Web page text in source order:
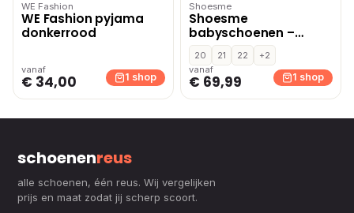
WE Fashion
WE Fashion pyjama
donkerrood
vanaf
€ 34,00 1 shop
Shoesme
Shoesme
babyschoenen –
Goud
20 21 22
+2
vanaf
€ 69,99 1 shop
schoenenreus
alle schoenen, één reus. Wij vergelijken
prijs en maat zodat jij scherp scoort.